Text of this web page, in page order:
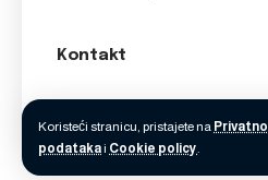
Koristeći stranicu, pristajete na
podatakai Cookie policy.
Kontakt